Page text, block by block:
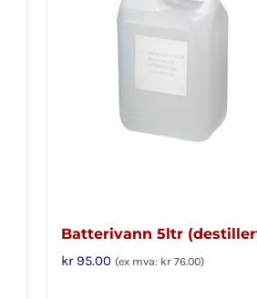
Batterivann 5ltr
kr95.00 (ex mva: kr76.00)